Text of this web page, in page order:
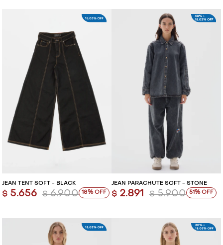
JEAN TENT SOFT - BLACK
$ 5.656 $ 6.900 18
JEAN PARACHUTE SOFT - STONE
$ 2.891 $ 5.900 51